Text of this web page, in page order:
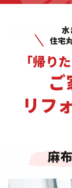
水
住宅
｢帰り
リフ
麻